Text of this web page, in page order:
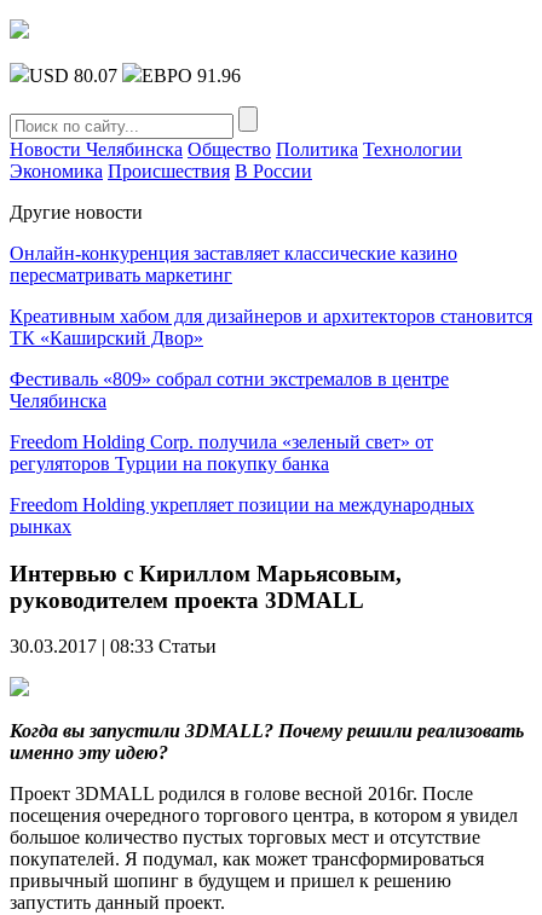
USD 80.07 ЕВРО 91.96
Новости Челябинска Общество Политика Технологии
Экономика Происшествия В России
Другие новости
Онлайн-конкуренция заставляет классические казино
пересматривать маркетинг
Креативным хабом для дизайнеров и архитекторов становится
ТК «Каширский Двор»
Фестиваль «809» собрал сотни экстремалов в центре
Челябинска
Freedom Holding Corp. получила «зеленый свет» от
регуляторов Турции на покупку банка
Freedom Holding укрепляет позиции на международных
рынках
Интервью с Кириллом Марьясовым,
руководителем проекта 3DMALL
30.03.2017 | 08:33 Статьи
Когда вы запустили 3DMALL? Почему решили реализовать
именно эту идею?
Проект 3DMALL родился в голове весной 2016г. После
посещения очередного торгового центра, в котором я увидел
большое количество пустых торговых мест и отсутствие
покупателей. Я подумал, как может трансформироваться
привычный шопинг в будущем и пришел к решению
запустить данный проект.